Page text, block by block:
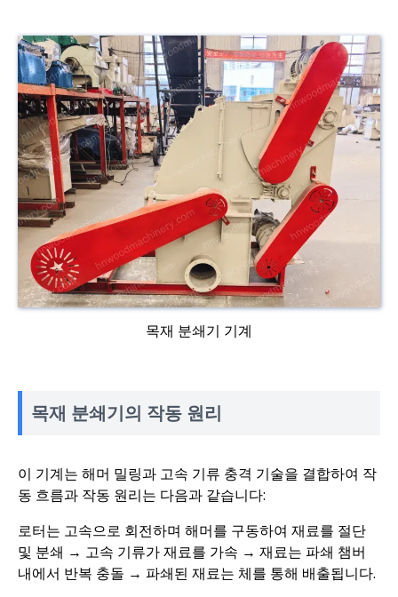
목재 분쇄기 기계
목재 분쇄기의 작동 원리
이 기계는 해머 밀링과 고속 기류 충격 기술을 결합하여 작
동 흐름과 작동 원리는 다음과 같습니다:
로터는 고속으로 회전하며 해머를 구동하여 재료를 절단
및 분쇄 → 고속 기류가 재료를 가속 → 재료는 파쇄 챔버
내에서 반복 충돌 → 파쇄된 재료는 체를 통해 배출됩니다.